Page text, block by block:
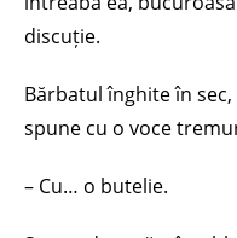
discuție.
Bărbatul înghite în
spune cu o voce
– Cu… o butelie.